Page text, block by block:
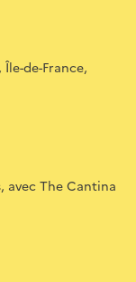
de-France,
avec The Cantina